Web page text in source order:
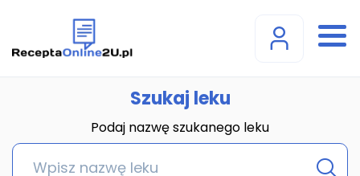
Szukaj leku
Podaj nazwę szukanego leku